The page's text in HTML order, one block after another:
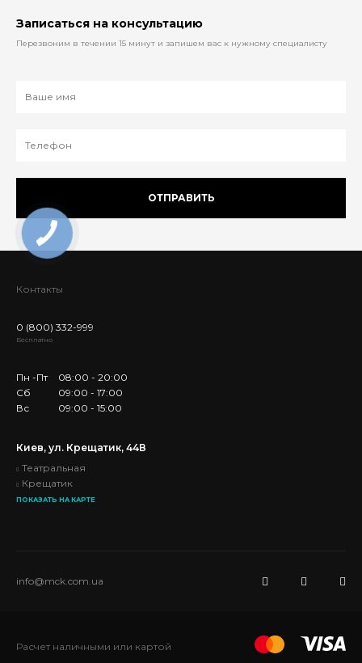
Записаться на консультацию
Перезвоним в течении 15 минут и запишем вас к нужному специалисту
ОТПРАВИТЬ
Контакты
0 (800) 332-999
Бесплатно
Пн -Пт
08:00 - 20:00
Сб
09:00 - 17:00
Вс
09:00 - 15:00
Киев, ул. Крещатик, 44В
Театральная
Крещатик
ПОКАЗАТЬ НА КАРТЕ
info@mck.com.ua
Расчет наличными или картой